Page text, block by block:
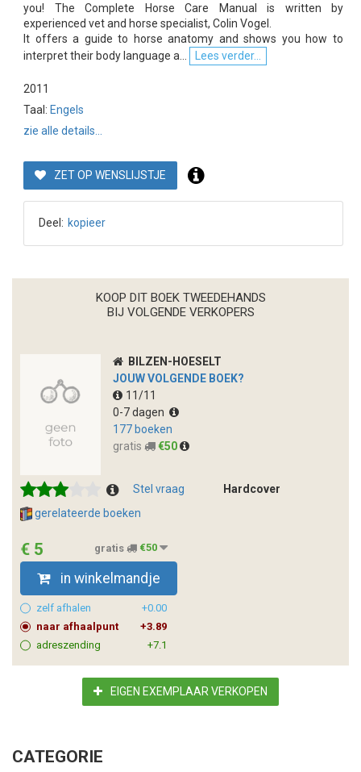
you! The Complete Horse Care Manual is written by
experienced vet and horse specialist, Colin Vogel.
It offers a guide to horse anatomy and shows you how to
interpret their body language a...
Lees verder...
2011
Taal: Engels
zie alle details...
ZET OP WENSLIJSTJE
Deel: kopieer
KOOP DIT BOEK TWEEDEHANDS
BIJ VOLGENDE VERKOPERS
BILZEN-HOESELT
JOUW VOLGENDE BOEK?
11/11
0-7 dagen
177 boeken
gratis
€50
Stel vraag
Hardcover
gerelateerde boeken
€ 5 gratis €50
in winkelmandje
zelf afhalen
+0.00
naar afhaalpunt
+3.89
adreszending
+7.1
EIGEN EXEMPLAAR VERKOPEN
CATEGORIE